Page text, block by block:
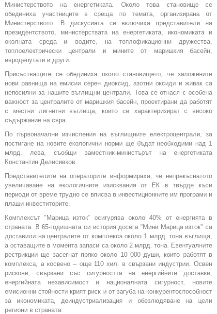
Министерството на енергетиката. Около това становище се
обединиха участниците в среща по темата, организирана от
Министерството. В дискусията се включиха представители на
президентството, министерствата на енергетиката, икономиката и
околната среда и водите, на топлофикационни дружества,
топлоелектрически централи и мините от маришкия басейн,
евродепутати и други.
Присъстващите се обединиха около становището, че заложените
нови равнища на емисии серен диоксид, азотни оксиди и живак са
непосилни за нашите въглищни централи. Това се отнася с особена
важност за централите от маришкия басейн, проектирани да работят
с местни лигнитни въглища, които се характеризират с високо
съдържание на сяра.
По първоначални изчисления на въглищните електроцентрали, за
постигане на новите екологични норми ще бъдат необходими над 1
млрд. лева, съобщи заместник-министърът на енергетиката
Константин Делисивков.
Представителите на операторите информираха, че непрекъснатото
увеличаване на екологичните изисквания от ЕК в твърде къси
периоди от време трудно се вписва в инвестиционните им програми и
плаши инвеститорите.
Комплексът "Марица изток" осигурява около 40% от енергията в
страната. В 65-годишната си история досега "Мини Марица изток" са
доставили на централите от комплекса около 1 млрд. тона въглища,
а оставащите в момента запаси са около 2 млрд. тона. Евентуалните
рестрикции ще засегнат пряко около 10 000 души, които работят в
комплекса, а косвено – още 110 хил. в свързани индустрии. Освен
рискове, свързани със сигурността на енергийните доставки,
енергийната независимост и националната сигурност, новите
емисионни стойности крият риск и от загуба на конкурентоспособност
за икономиката, деиндустриализация и обезлюдяване на цели
региони в страната.